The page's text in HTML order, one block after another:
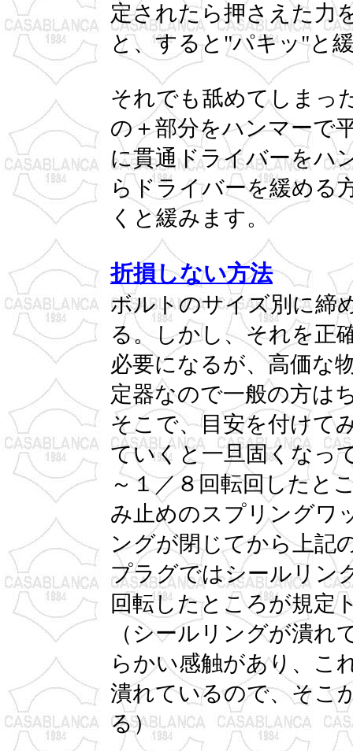
定されたら押さえた力
と、すると"パキッ"と
それでも舐めてしまっ
の＋部分をハンマーで
に貫通ドライバーをハ
らドライバーを緩める
くと緩みます。
折損しない方法
ボルトのサイズ別に締
る。しかし、それを正
必要になるが、高価な
定器なので一般の方は
そこで、目安を付けて
ていくと一旦固くなっ
～１／８回転回したと
み止めのスプリングワ
ングが閉じてから上記
プラグではシールリン
回転したところが規定
（シールリングが潰れ
らかい感触があり、こ
潰れているので、そこ
る）